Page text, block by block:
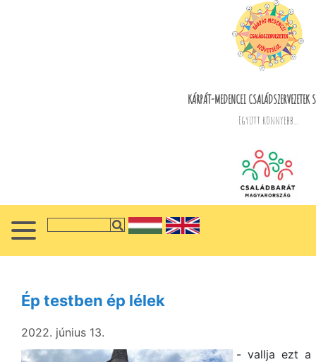
KÁRPÁT-MEDENCEI CSALÁDSZERVEZETEK
Együtt könnyebb...
Ép testben ép lélek
2022. június 13.
- vallja ezt a